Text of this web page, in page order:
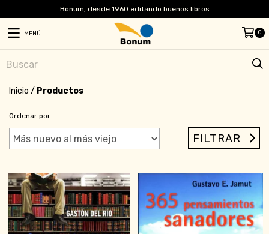
Bonum, desde 1960 editando buenos libros
MENÚ 0
Inicio / Productos
Ordenar por
FILTRAR